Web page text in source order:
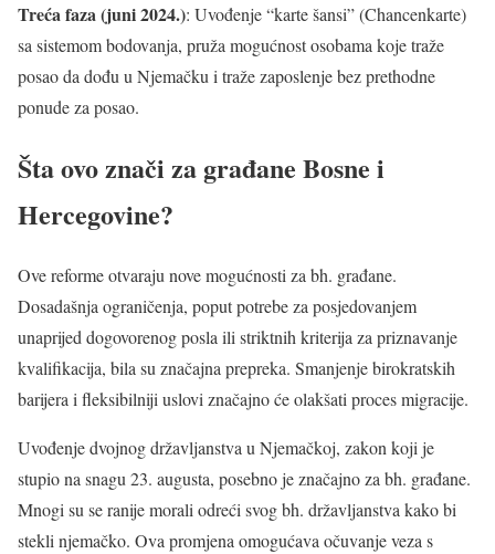
Treća faza (juni 2024.): Uvođenje “karte šansi” (Chancenkarte)
sa sistemom bodovanja, pruža mogućnost osobama koje traže
posao da dođu u Njemačku i traže zaposlenje bez prethodne
ponude za posao.
Šta ovo znači za građane Bosne i
Hercegovine?
Ove reforme otvaraju nove mogućnosti za bh. građane.
Dosadašnja ograničenja, poput potrebe za posjedovanjem
unaprijed dogovorenog posla ili striktnih kriterija za priznavanje
kvalifikacija, bila su značajna prepreka. Smanjenje birokratskih
barijera i fleksibilniji uslovi značajno će olakšati proces migracije.
Uvođenje dvojnog državljanstva u Njemačkoj, zakon koji je
stupio na snagu 23. augusta, posebno je značajno za bh. građane.
Mnogi su se ranije morali odreći svog bh. državljanstva kako bi
stekli njemačko. Ova promjena omogućava očuvanje veza s